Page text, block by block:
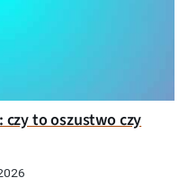
czy to oszustwo czy